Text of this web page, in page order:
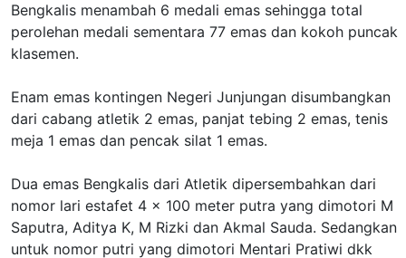
Bengkalis menambah 6 medali emas sehingga total
perolehan medali sementara 77 emas dan kokoh puncak
klasemen.
Enam emas kontingen Negeri Junjungan disumbangkan
dari cabang atletik 2 emas, panjat tebing 2 emas, tenis
meja 1 emas dan pencak silat 1 emas.
Dua emas Bengkalis dari Atletik dipersembahkan dari
nomor lari estafet 4 x 100 meter putra yang dimotori M
Saputra, Aditya K, M Rizki dan Akmal Sauda. Sedangkan
untuk nomor putri yang dimotori Mentari Pratiwi dkk